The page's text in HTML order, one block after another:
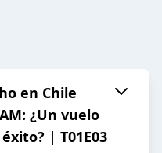
en Chile
¿Un vuelo
| T01E03